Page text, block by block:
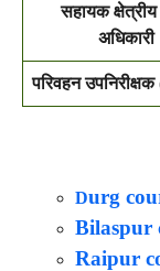
सहायक क्षेत्रीय
परिवहन
Durg
Bilaspur
Raipur